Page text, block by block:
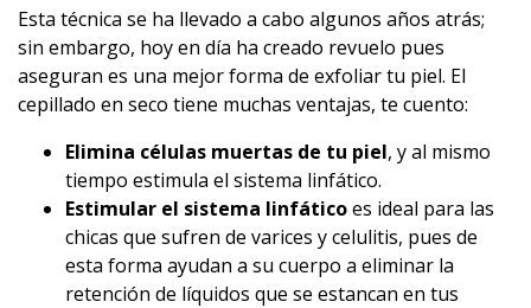
Esta técnica se ha llevado a cabo algunos años atrás;
sin embargo, hoy en día ha creado revuelo pues
aseguran es una mejor forma de exfoliar tu piel. El
cepillado en seco tiene muchas ventajas, te cuento:
Elimina células muertas de tu piel, y al mismo
tiempo estimula el sistema linfático.
Estimular el sistema linfáticoes ideal para las
chicas que sufren de varices y celulitis, pues de
esta forma ayudan a su cuerpo a eliminar la
retención de líquidos que se estancan en tus